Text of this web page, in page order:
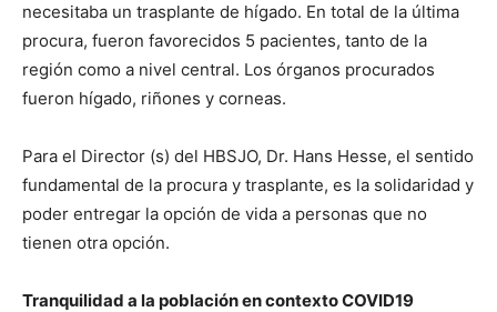
necesitaba un trasplante de hígado. En total de la última
procura, fueron favorecidos 5 pacientes, tanto de la
región como a nivel central. Los órganos procurados
fueron hígado, riñones y corneas.
Para el Director (s) del HBSJO, Dr. Hans Hesse, el sentido
fundamental de la procura y trasplante, es la solidaridad y
poder entregar la opción de vida a personas que no
tienen otra opción.
Tranquilidad a la población en contexto COVID19